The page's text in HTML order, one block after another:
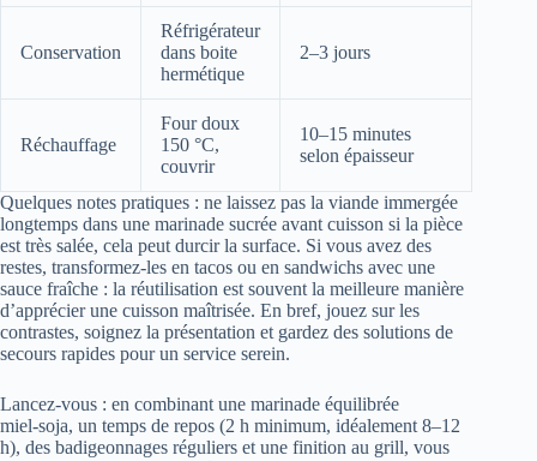
Conservation
Réfrigérateur
dans boite
hermétique
2–3 jours
Réchauffage
Four doux
150 °C,
couvrir
10–15 minutes
selon épaisseur
Quelques notes pratiques : ne laissez pas la viande immergée
longtemps dans une marinade sucrée avant cuisson si la pièce
est très salée, cela peut durcir la surface. Si vous avez des
restes, transformez-les en tacos ou en sandwichs avec une
sauce fraîche : la réutilisation est souvent la meilleure manière
d’apprécier une cuisson maîtrisée. En bref, jouez sur les
contrastes, soignez la présentation et gardez des solutions de
secours rapides pour un service serein.
Lancez-vous : en combinant une marinade équilibrée
miel‑soja, un temps de repos (2 h minimum, idéalement 8–12
h), des badigeonnages réguliers et une finition au grill, vous